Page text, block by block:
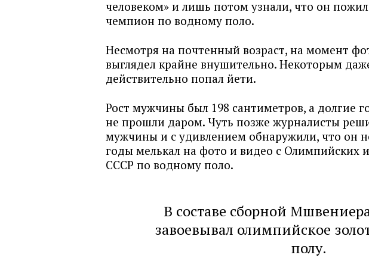
человеком» и лишь потом узнали, что он
чемпион по водному поло.
Несмотря на почтенный возраст, на момент
выглядел крайне внушительно. Некоторым
действительно попал йети.
Рост мужчины был 198 сантиметров, а долгие
не прошли даром. Чуть позже журналисты
мужчины и с удивлением обнаружили, что он
годы мелькал на фото и видео с Олимпийских
СССР по водному поло.
В составе сборной
завоевывал олимпийское
полу.